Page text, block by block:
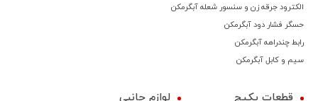
الکترود جرقه زن و سنسور شعله آبگرمکن
حسگر فشار دود آبگرمکن
رابط چندراهه آبگرمکن
سیم و کابل آبگرمکن
قطعات پکیج لوازم جانبی